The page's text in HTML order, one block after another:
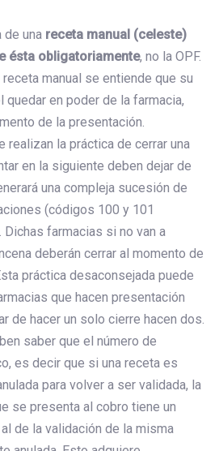
de una receta manual (celeste)
ésta obligatoriamente, no la OPF.
manual se entiende que su
quedar en poder de la farmacia,
de la presentación.
realizan la práctica de cerrar una
en la siguiente deben dejar de
una compleja sucesión de
(códigos 100 y 101
Dichas farmacias si no van a
deberán cerrar al momento de
práctica desaconsejada puede
que hacen presentación
de hacer un solo cierre hacen dos.
saber que el número de
es decir que si una receta es
para volver a ser validada, la
se presenta al cobro tiene un
de la validación de la misma